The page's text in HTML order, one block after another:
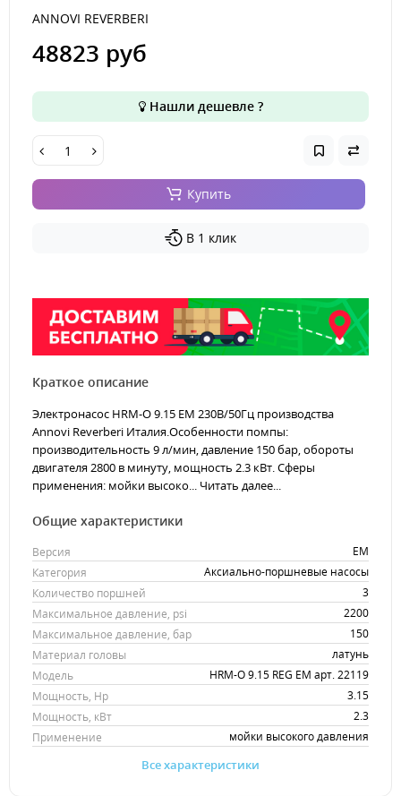
ANNOVI REVERBERI
48823 руб
Нашли дешевле ?
Купить
В 1 клик
Краткое описание
Электронасос HRM-O 9.15 EM 230В/50Гц производства
Annovi Reverberi Италия.Особенности помпы:
производительность 9 л/мин, давление 150 бар, обороты
двигателя 2800 в минуту, мощность 2.3 кВт. Сферы
применения: мойки высоко... Читать далее...
Общие характеристики
Версия
EM
Категория
Аксиально-поршневые насосы
Количество поршней
3
Максимальное давление, psi
2200
Максимальное давление, бар
150
Материал головы
латунь
Модель
HRM-O 9.15 REG EM арт. 22119
Мощность, Hp
3.15
Мощность, кВт
2.3
Применение
мойки высокого давления
Все характеристики